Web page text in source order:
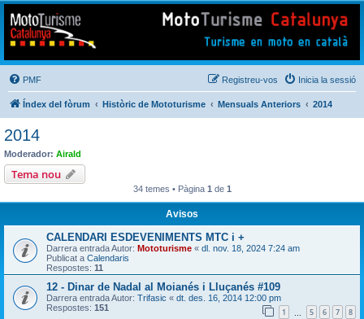
Mototurisme
Turisme en moto en català
PMF Inicia la sessió
Registreu-vos
Índex del fòrum Històric de Mototurisme Mensuals Anteriors 2014
2014
Moderador: Airald
Tema nou
34 temes • Pàgina 1 de 1
Avisos
CALENDARI ESDEVENIMENTS MTC i +
Darrera entrada Autor: Mototurisme « dl. nov. 18, 2024 7:24 am
Publicat a Calendaris
Respostes: 11
12 - Dinar de Nadal al Moianés i Lluçanés #109
Darrera entrada Autor: Trifasic « dt. des. 16, 2014 12:00 pm
Respostes: 151 1 5 6 7 8